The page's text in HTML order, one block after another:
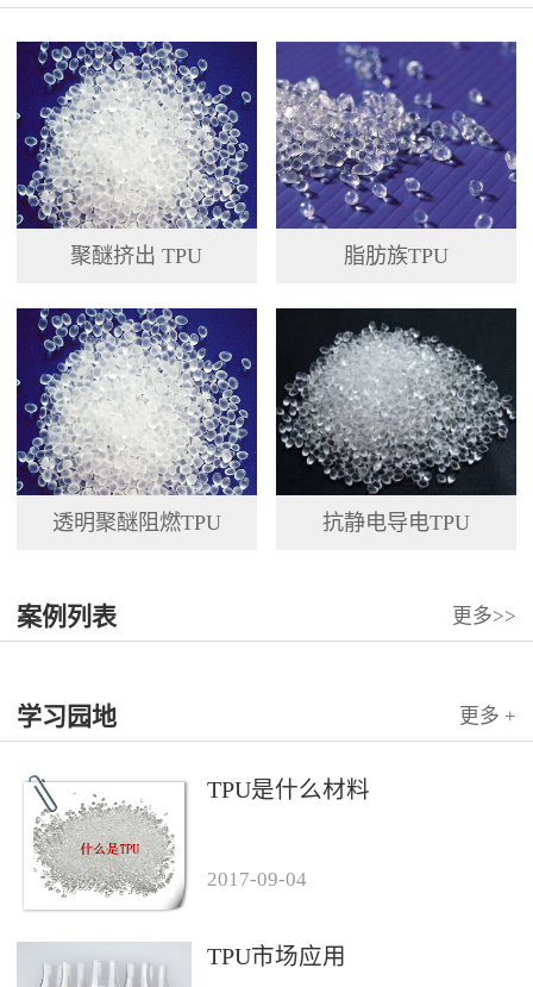
聚醚挤出 TPU 脂肪族TPU
透明聚醚阻燃TPU 抗静电导电TPU
案例列表 更多>>
学习园地 更多 +
TPU是什么材料
2017-09-04
TPU市场应用